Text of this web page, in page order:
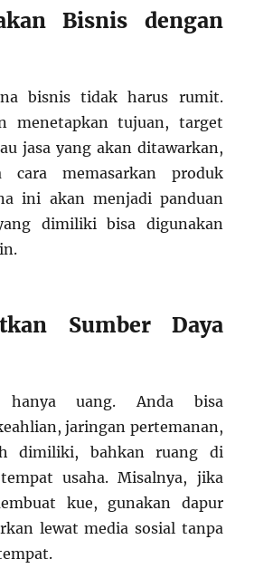
Bisnis dengan
bisnis tidak harus rumit.
menetapkan tujuan, target
jasa yang akan ditawarkan,
cara memasarkan produk
ini akan menjadi panduan
dimiliki bisa digunakan
Sumber Daya
hanya uang. Anda bisa
jaringan pertemanan,
dimiliki, bahkan ruang di
usaha. Misalnya, jika
kue, gunakan dapur
lewat media sosial tanpa